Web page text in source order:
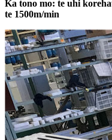
Ka tono mo: te uhi
te 1500m/min